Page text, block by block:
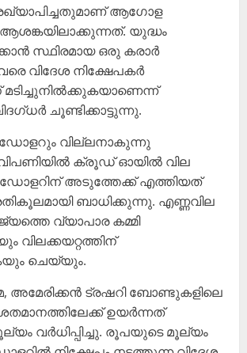
ആഗോള
യുദ്ധം
സ്ഥിരമായ ഒരു കരാര്‍
വിദേശ നിക്ഷേപകര്‍
മടിച്ചുനില്‍ക്കുകയാണെന്ന്
ചൂണ്ടിക്കാട്ടുന്നു.
വില്ലനാകുന്നു
വിപണിയില്‍ ക്രൂഡ് ഓയില്‍ വില
ഡോളറിന് അടുത്തേക്ക് എത്തിയത്
ബാധിക്കുന്നു. എണ്ണവില
വ്യാപാര കമ്മി
വിലക്കയറ്റത്തിന്
ചെയ്യും.
അമേരിക്കന്‍ ട്രഷറി ബോണ്ടുകളിലെ
ഉയര്‍ന്നത്
വര്‍ധിപ്പിച്ചു. രൂപയുടെ മൂല്യം